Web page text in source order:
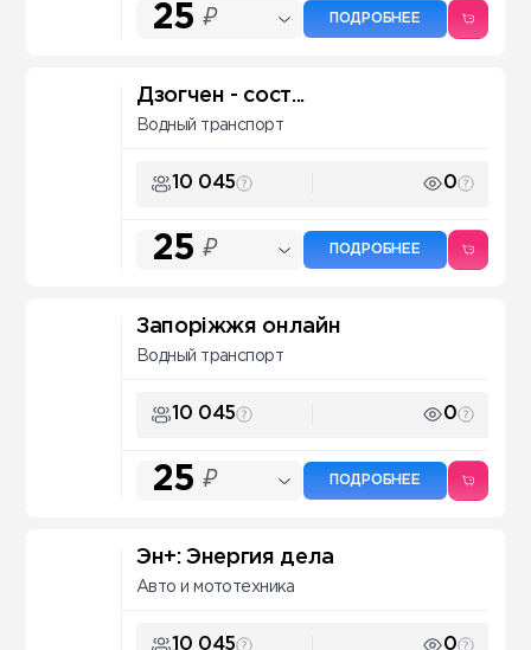
25 ₽ ПОДРОБНЕЕ
Дзогчен - сост...
Водный транспорт
10 045 0
25 ₽ ПОДРОБНЕЕ
Запоріжжя онлайн
Водный транспорт
10 045 0
25 ₽ ПОДРОБНЕЕ
Эн+: Энергия дела
Авто и мототехника
10 045 0